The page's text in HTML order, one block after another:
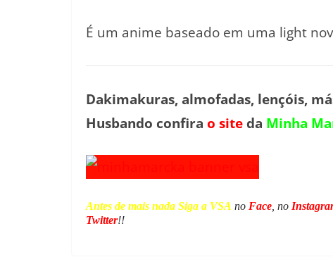
É um anime baseado em uma light
Dakimakuras, almofadas, lençóis,
Husbando confira o site da Minha
Antes de mais nada Siga a VSA no Face , no
Twitter!!